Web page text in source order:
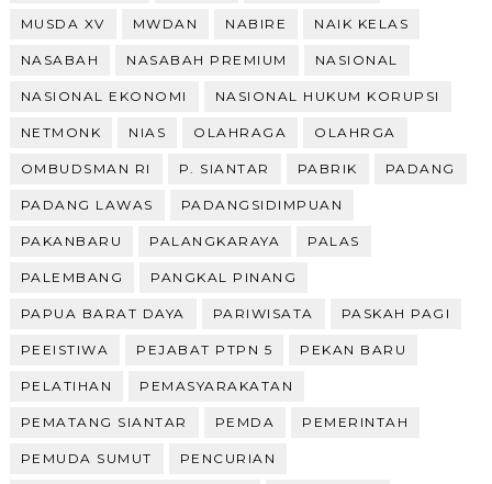
MUSDA XV MWDAN NABIRE NAIK KELAS
NASABAH NASABAH PREMIUM NASIONAL
NASIONAL EKONOMI NASIONAL HUKUM KORUPSI
NETMONK NIAS OLAHRAGA OLAHRGA
OMBUDSMAN RI P. SIANTAR PABRIK PADANG
PADANG LAWAS PADANGSIDIMPUAN
PAKANBARU PALANGKARAYA PALAS
PALEMBANG PANGKAL PINANG
PAPUA BARAT DAYA PARIWISATA PASKAH PAGI
PEEISTIWA PEJABAT PTPN 5 PEKAN BARU
PELATIHAN PEMASYARAKATAN
PEMATANG SIANTAR PEMDA PEMERINTAH
PEMUDA SUMUT PENCURIAN